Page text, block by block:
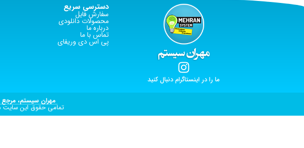
ما را در اینستاگرام دنبال کنید
دسترسی سریع
سفارش فایل
محصولات دانلودی
درباره ما
تماس با ما
پی اس دی وریفای
مهران سیستم، مرجع
تمامی حقوق این سایت